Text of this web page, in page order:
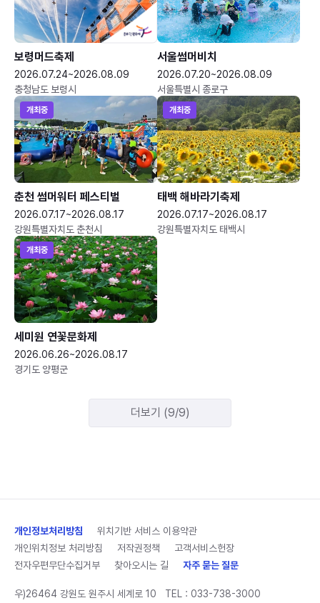
보령머드축제
2026.07.24~2026.08.09
충청남도 보령시
서울썸머비치
2026.07.20~2026.08.09
서울특별시 종로구
개최중
춘천 썸머워터 페스티벌
2026.07.17~2026.08.17
강원특별자치도 춘천시
개최중
태백 해바라기축제
2026.07.17~2026.08.17
강원특별자치도 태백시
개최중
세미원 연꽃문화제
2026.06.26~2026.08.17
경기도 양평군
더보기 (9/9)
개인정보처리방침
위치기반 서비스 이용약관
개인위치정보 처리방침
저작권정책
고객서비스헌장
전자우편무단수집거부
찾아오시는 길 자주 묻는 질문
우)26464 강원도 원주시 세계로 10 TEL : 033-738-3000